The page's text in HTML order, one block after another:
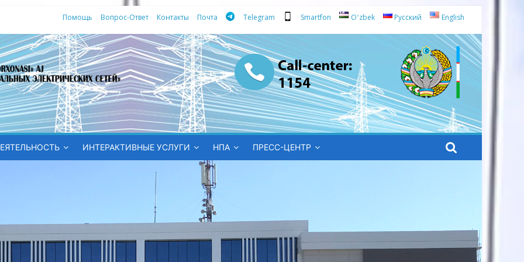
Помощь Вопрос-Ответ Контакты Почта Telegram Smartfon Oʻzbek Русский English
ИНТЕРАКТИВНЫЕ УСЛУГИ НПА ПРЕСС-ЦЕНТР